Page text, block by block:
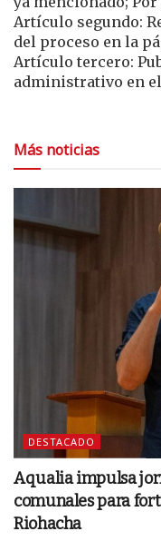
Artículo segundo:
del proceso en la
Artículo tercero:
administrativo en el
Más noticias
DESTACADO
Aqualia impulsa
comunales para
Riohacha